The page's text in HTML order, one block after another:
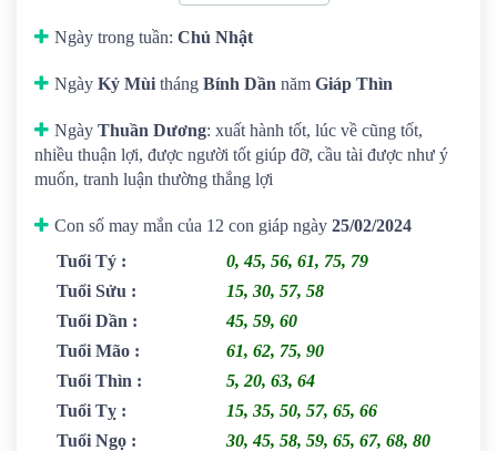
Ngày trong tuần: Chủ Nhật
Ngày Kỷ Mùi tháng Bính Dần năm Giáp Thìn
Ngày Thuần Dương: xuất hành tốt, lúc về cũng tốt,
nhiều thuận lợi, được người tốt giúp đỡ, cầu tài được như ý
muốn, tranh luận thường thắng lợi
Con số may mắn của 12 con giáp ngày 25/02/2024
Tuổi Tý :
0, 45, 56, 61, 75, 79
Tuổi Sửu :
15, 30, 57, 58
Tuổi Dần :
45, 59, 60
Tuổi Mão :
61, 62, 75, 90
Tuổi Thìn :
5, 20, 63, 64
Tuổi Tỵ :
15, 35, 50, 57, 65, 66
Tuổi Ngọ :
30, 45, 58, 59, 65, 67, 68, 80